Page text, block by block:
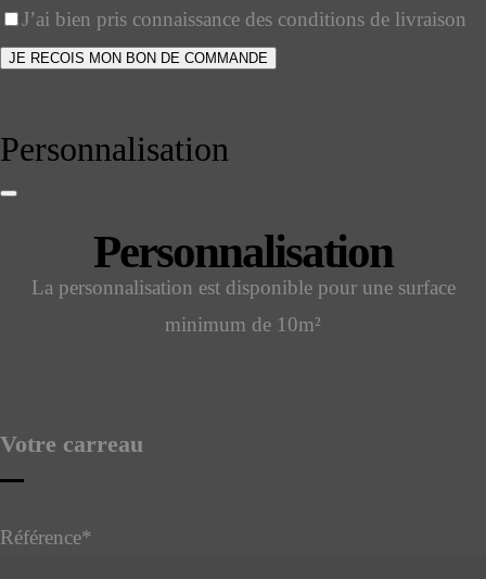
J’ai bien pris connaissance des conditions de livraison
JE RECOIS MON BON DE COMMANDE
Personnalisation
Personnalisation
La personnalisation est disponible pour une surface
minimum de 10m²
Votre carreau
Référence*